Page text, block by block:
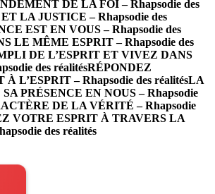
DE LA FOI – Rhapsodie des
LA JUSTICE – Rhapsodie des
EST EN VOUS – Rhapsodie des
LE MÊME ESPRIT – Rhapsodie des
DE L’ESPRIT ET VIVEZ DANS
des réalitésRÉPONDEZ
L’ESPRIT – Rhapsodie des réalitésLA
PRÉSENCE EN NOUS – Rhapsodie
DE LA VÉRITÉ – Rhapsodie
VOTRE ESPRIT À TRAVERS LA
des réalités